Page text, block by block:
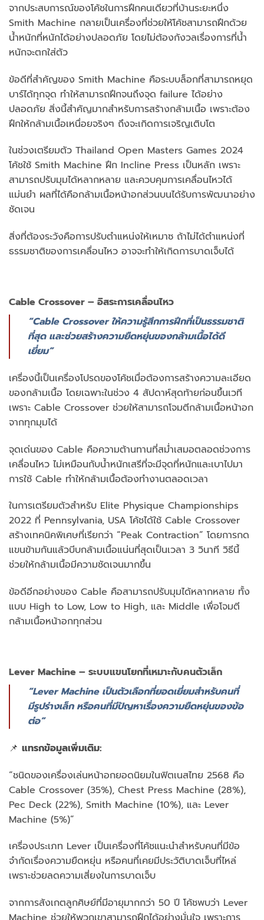
จากประสบการณ์ของโค้ชในการฝึกคนเดียวที่บ้านระยะหนึ่ง
Smith Machine กลายเป็นเครื่องที่ช่วยให้โค้ชสามารถฝึกด้วย
น้ำหนักที่หนักได้อย่างปลอดภัย โดยไม่ต้องกังวลเรื่องการที่น้ำ
หนักจะตกใส่ตัว
ข้อดีที่สำคัญของ Smith Machine คือระบบล็อกที่สามารถหยุด
บาร์ได้ทุกจุด ทำให้สามารถฝึกจนถึงจุด failure ได้อย่าง
ปลอดภัย สิ่งนี้สำคัญมากสำหรับการสร้างกล้ามเนื้อ เพราะต้อง
ฝึกให้กล้ามเนื้อเหนื่อยจริงๆ ถึงจะเกิดการเจริญเติบโต
ในช่วงเตรียมตัว Thailand Open Masters Games 2024
โค้ชใช้ Smith Machine ฝึก Incline Press เป็นหลัก เพราะ
สามารถปรับมุมได้หลากหลาย และควบคุมการเคลื่อนไหวได้
แม่นยำ ผลที่ได้คือกล้ามเนื้อหน้าอกส่วนบนได้รับการพัฒนาอย่าง
ชัดเจน
สิ่งที่ต้องระวังคือการปรับตำแหน่งให้เหมาซ ถ้าไม่ได้ตำแหน่งที่
ธรรมชาติของการเคลื่อนไหว อาจจะทำให้เกิดการบาดเจ็บได้
Cable Crossover – อิสระการเคลื่อนไหว
“Cable Crossover ให้ความรู้สึกการฝึกที่เป็นธรรมชาติ
ที่สุด และช่วยสร้างความยืดหยุ่นของกล้ามเนื้อได้ดี
เยี่ยม”
เครื่องนี้เป็นเครื่องโปรดของโค้ชเมื่อต้องการสร้างความละเอียด
ของกล้ามเนื้อ โดยเฉพาะในช่วง 4 สัปดาห์สุดท้ายก่อนขึ้นเวที
เพราะ Cable Crossover ช่วยให้สามารถโจมตีกล้ามเนื้อหน้าอก
จากทุกมุมได้
จุดเด่นของ Cable คือความต้านทานที่สม่ำเสมอตลอดช่วงการ
เคลื่อนไหว ไม่เหมือนกับน้ำหนักเสรีที่จะมีจุดที่หนักและเบาไปมา
การใช้ Cable ทำให้กล้ามเนื้อต้องทำงานตลอดเวลา
ในการเตรียมตัวสำหรับ Elite Physique Championships
2022 ที่ Pennsylvania, USA โค้ชได้ใช้ Cable Crossover
สร้างเทคนิคพิเศษที่เรียกว่า “Peak Contraction” โดยการกด
แขนข้ามกันแล้วบีบกล้ามเนื้อแน่นที่สุดเป็นเวลา 3 วินาที วิธีนี้
ช่วยให้กล้ามเนื้อมีความชัดเจนมากขึ้น
ข้อดีอีกอย่างของ Cable คือสามารถปรับมุมได้หลากหลาย ทั้ง
แบบ High to Low, Low to High, และ Middle เพื่อโจมตี
กล้ามเนื้อหน้าอกทุกส่วน
Lever Machine – ระบบแขนโยกที่เหมาะกับคนตัวเล็ก
“Lever Machine เป็นตัวเลือกที่ยอดเยี่ยมสำหรับคนที่
มีรูปร่างเล็ก หรือคนที่มีปัญหาเรื่องความยืดหยุ่นของข้อ
ต่อ”
📌 แทรกข้อมูลเพิ่มเติม:
“ชนิดของเครื่องเล่นหน้าอกยอดนิยมในฟิตเนสไทย 2568 คือ
Cable Crossover (35%), Chest Press Machine (28%),
Pec Deck (22%), Smith Machine (10%), และ Lever
Machine (5%)”
เครื่องประเภท Lever เป็นเครื่องที่โค้ชแนะนำสำหรับคนที่มีข้อ
จำกัดเรื่องความยืดหยุ่น หรือคนที่เคยมีประวัติบาดเจ็บที่ไหล่
เพราะช่วยลดความเสี่ยงในการบาดเจ็บ
จากการสังเกตลูกศิษย์ที่มีอายุมากกว่า 50 ปี โค้ชพบว่า Lever